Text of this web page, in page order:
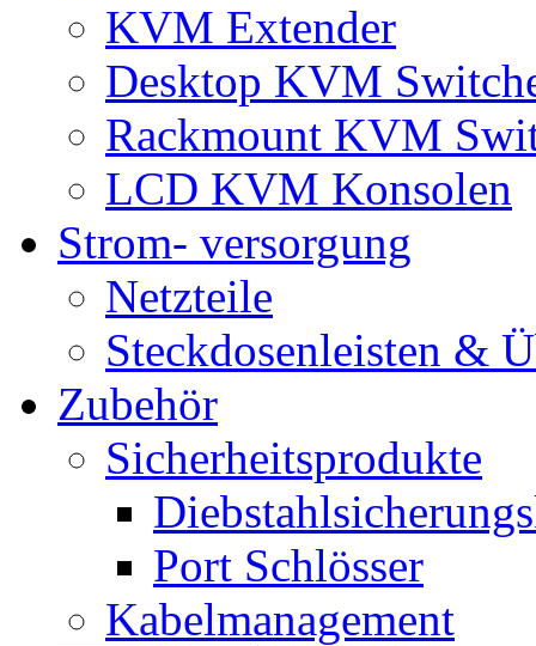
KVM Extender
Desktop KVM
Rackmount KVM
LCD KVM Konsolen
Strom- versorgung
Netzteile
Steckdosenleisten &
Zubehör
Sicherheitsprodukte
Port Schlösser
Kabelmanagement